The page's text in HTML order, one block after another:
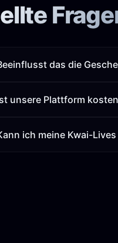
das die
unsere Plattform
ich meine Kwai-